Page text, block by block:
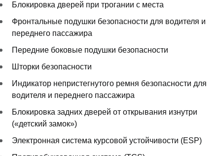
Блокировка дверей при трогании с места
Фронтальные подушки безопасности для водителя и
переднего пассажира
Передние боковые подушки безопасности
Шторки безопасности
Индикатор непристегнутого ремня безопасности для
водителя и переднего пассажира
Блокировка задних дверей от открывания изнутри
(«детский замок»)
Электронная система курсовой устойчивости (ESP)